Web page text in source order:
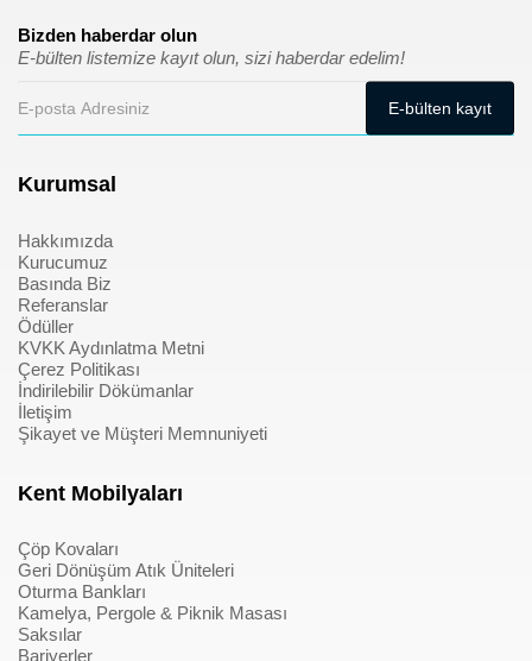
Bizden haberdar olun
E-bülten listemize kayıt olun, sizi haberdar edelim!
Kurumsal
Hakkımızda
Kurucumuz
Basında Biz
Referanslar
Ödüller
KVKK Aydınlatma Metni
Çerez Politikası
İndirilebilir Dökümanlar
İletişim
Şikayet ve Müşteri Memnuniyeti
Kent Mobilyaları
Çöp Kovaları
Geri Dönüşüm Atık Üniteleri
Oturma Bankları
Kamelya, Pergole & Piknik Masası
Saksılar
Bariyerler